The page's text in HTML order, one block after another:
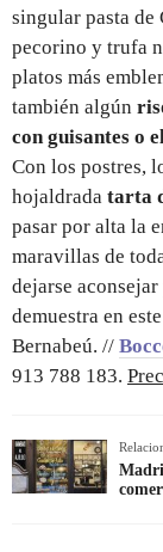
singular pasta de
pecorino y trufa
platos más
también algún
con guisantes o
Con los postres,
hojaldrada tarta
pasar por alta la
maravillas de
dejarse
demuestra en
Bernabeú. //
913 788 183.